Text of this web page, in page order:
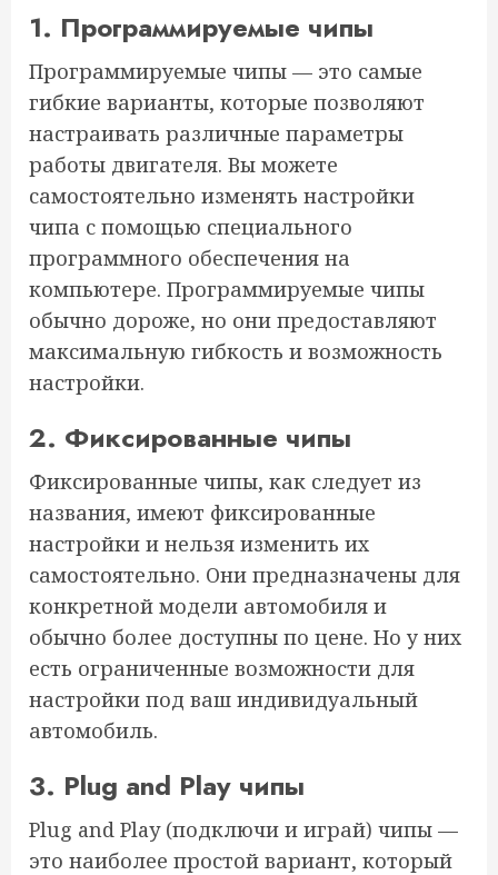
1. Программируемые чипы
Программируемые чипы — это самые
гибкие варианты, которые позволяют
настраивать различные параметры
работы двигателя. Вы можете
самостоятельно изменять настройки
чипа с помощью специального
программного обеспечения на
компьютере. Программируемые чипы
обычно дороже, но они предоставляют
максимальную гибкость и возможность
настройки.
2. Фиксированные чипы
Фиксированные чипы, как следует из
названия, имеют фиксированные
настройки и нельзя изменить их
самостоятельно. Они предназначены для
конкретной модели автомобиля и
обычно более доступны по цене. Но у них
есть ограниченные возможности для
настройки под ваш индивидуальный
автомобиль.
3. Plug and Play чипы
Plug and Play (подключи и играй) чипы —
это наиболее простой вариант, который